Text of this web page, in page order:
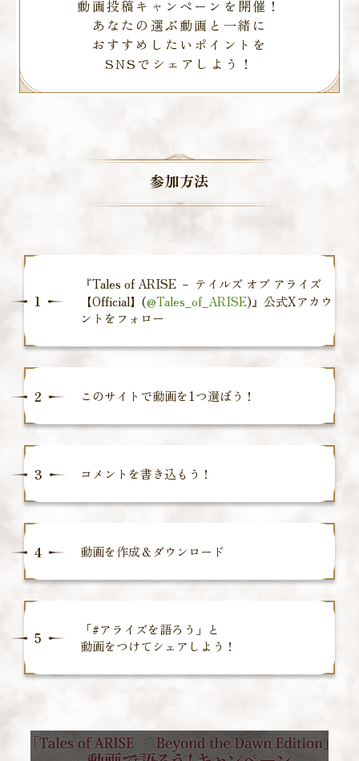
動画投稿キャンペーンを開催！
あなたの選ぶ動画と一緒に
おすすめしたいポイントを
SNSでシェアしよう！
参加方法
1
『Tales of ARISE － テイルズ オブ アライズ
【Official】(@Tales_of_ARISE)』公式Xアカウ
ントをフォロー
2 このサイトで動画を1つ選ぼう！
3 コメントを書き込もう！
4 動画を作成＆ダウンロード
5
「#アライズを語ろう」と
動画をつけてシェアしよう！